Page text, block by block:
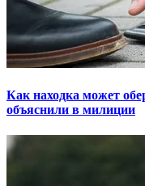
Как находка может
объяснили в милиции